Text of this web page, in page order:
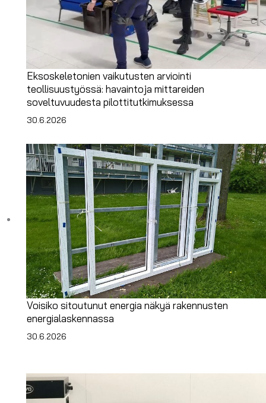
Eksoskeletonien vaikutusten arviointi
teollisuustyössä: havaintoja mittareiden
soveltuvuudesta pilottitutkimuksessa
30.6.2026
Voisiko sitoutunut energia näkyä rakennusten
energialaskennassa
30.6.2026